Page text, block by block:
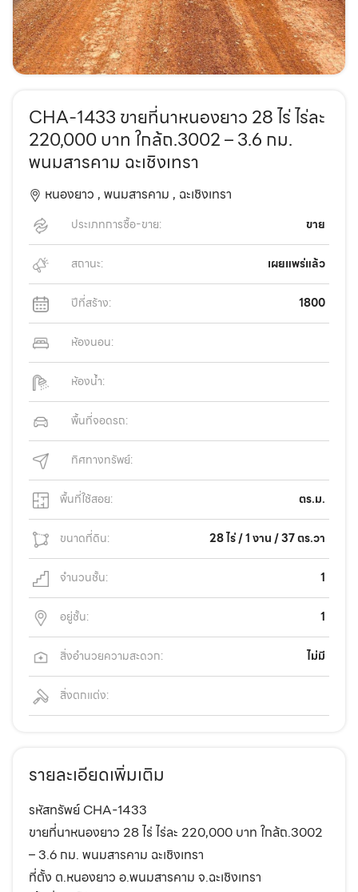
CHA-1433 ขายที่นาหนองยาว 28 ไร่ ไร่ละ
220,000 บาท ใกล้ถ.3002 – 3.6 กม.
พนมสารคาม ฉะเชิงเทรา
หนองยาว , พนมสารคาม , ฉะเชิงเทรา
ประเภทการซื้อ-ขาย: ขาย
สถานะ: เผยแพร่แล้ว
ปีที่สร้าง: 1800
ห้องนอน:
ห้องน้ำ:
พื้นที่จอดรถ:
ทิศทางทรัพย์:
พื้นที่ใช้สอย: ตร.ม.
ขนาดที่ดิน: 28 ไร่ / 1 งาน / 37 ตร.วา
จำนวนชั้น: 1
อยู่ชั้น: 1
สิ่งอำนวยความสะดวก: ไม่มี
สิ่งตกแต่ง:
รายละเอียดเพิ่มเติม
รหัสทรัพย์ CHA-1433
ขายที่นาหนองยาว 28 ไร่ ไร่ละ 220,000 บาท ใกล้ถ.3002
– 3.6 กม. พนมสารคาม ฉะเชิงเทรา
ที่ตั้ง ต.หนองยาว อ.พนมสารคาม จ.ฉะเชิงเทรา